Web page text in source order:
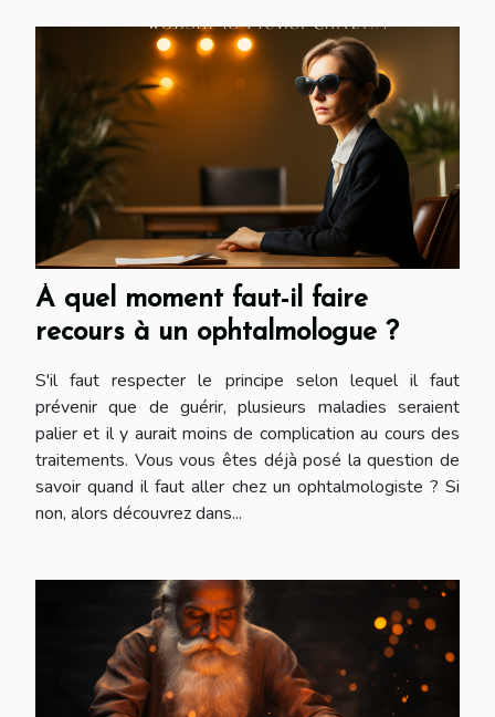
À quel moment faut-il faire
recours à un ophtalmologue ?
S'il faut respecter le principe selon lequel il faut
prévenir que de guérir, plusieurs maladies seraient
palier et il y aurait moins de complication au cours des
traitements. Vous vous êtes déjà posé la question de
savoir quand il faut aller chez un ophtalmologiste ? Si
non, alors découvrez dans...